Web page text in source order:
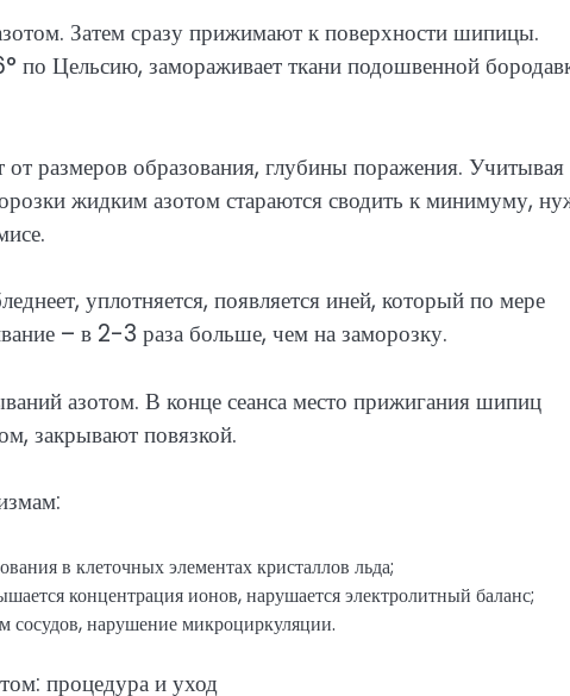
Затем сразу прижимают к поверхности шипицы.
по Цельсию, замораживает ткани подошвенной
размеров образования, глубины поражения. Учитывая
жидким азотом стараются сводить к минимуму,
уплотняется, появляется иней, который по мере
– в 2-3 раза больше, чем на заморозку.
азотом. В конце сеанса место прижигания шипиц
закрывают повязкой.
в клеточных элементах кристаллов льда;
концентрация ионов, нарушается электролитный баланс;
сосудов, нарушение микроциркуляции.